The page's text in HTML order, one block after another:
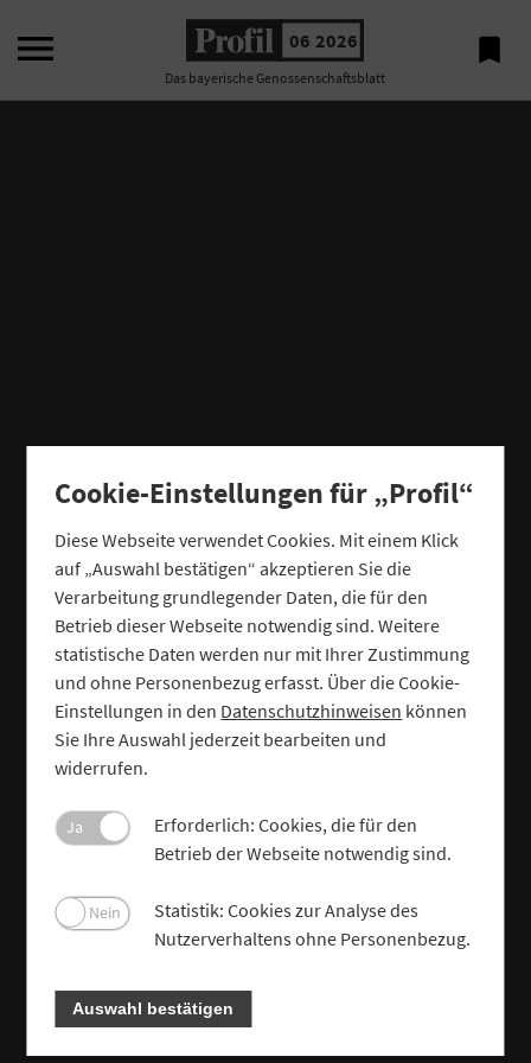
 06 2026
Das bayerische Genossenschaftsblatt

Cookie-Einstellungen für „Profil“
Diese Webseite verwendet Cookies. Mit einem Klick
auf „Auswahl bestätigen“ akzeptieren Sie die
Verarbeitung grundlegender Daten, die für den
Betrieb dieser Webseite notwendig sind. Weitere
statistische Daten werden nur mit Ihrer Zustimmung
und ohne Personenbezug erfasst. Über die Cookie-
Einstellungen in den Datenschutzhinweisen können
Sie Ihre Auswahl jederzeit bearbeiten und
widerrufen.
Ja
Erforderlich: Cookies, die für den
Betrieb der Webseite notwendig sind.
Nein
Statistik: Cookies zur Analyse des
Nutzerverhaltens ohne Personenbezug.
Auswahl bestätigen